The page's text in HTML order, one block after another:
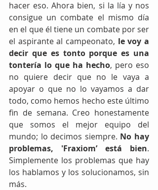
hacer eso. Ahora bien, si la lía y nos
consigue un combate el mismo día
en el que él tiene un combate por ser
el aspirante al campeonato, le voy a
decir que es tonto porque es una
tontería lo que ha hecho, pero eso
no quiere decir que no le vaya a
apoyar o que no lo vayamos a dar
todo, como hemos hecho este último
fin de semana. Creo honestamente
que somos el mejor equipo del
mundo; lo decimos siempre. No hay
problemas, 'Fraxiom’ está bien.
Simplemente los problemas que hay
los hablamos y los solucionamos, sin
más.